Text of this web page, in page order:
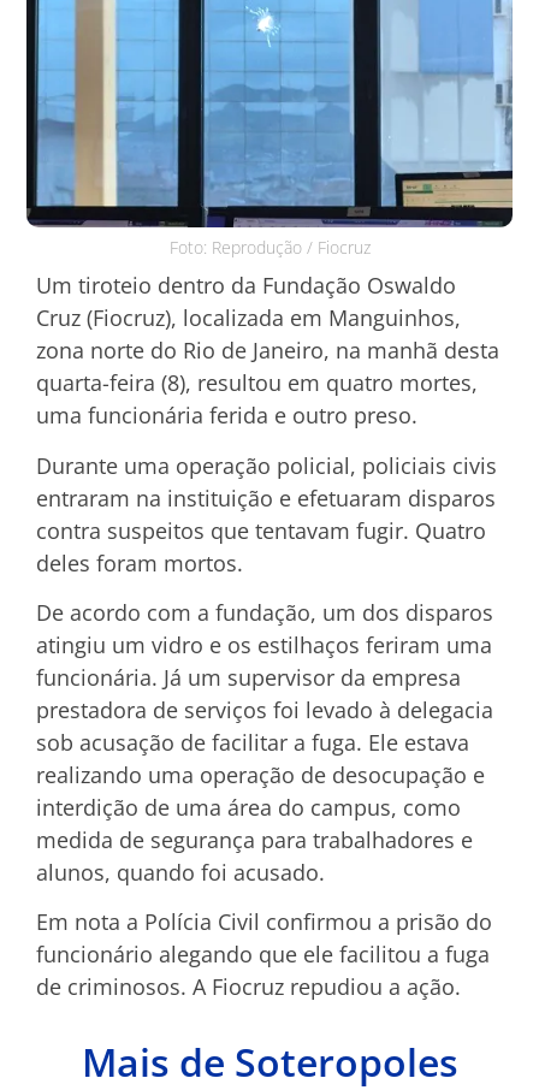
Foto: Reprodução / Fiocruz
Um tiroteio dentro da Fundação Oswaldo
Cruz (Fiocruz), localizada em Manguinhos,
zona norte do Rio de Janeiro, na manhã desta
quarta-feira (8), resultou em quatro mortes,
uma funcionária ferida e outro preso.
Durante uma operação policial, policiais civis
entraram na instituição e efetuaram disparos
contra suspeitos que tentavam fugir. Quatro
deles foram mortos.
De acordo com a fundação, um dos disparos
atingiu um vidro e os estilhaços feriram uma
funcionária. Já um supervisor da empresa
prestadora de serviços foi levado à delegacia
sob acusação de facilitar a fuga. Ele estava
realizando uma operação de desocupação e
interdição de uma área do campus, como
medida de segurança para trabalhadores e
alunos, quando foi acusado.
Em nota a Polícia Civil confirmou a prisão do
funcionário alegando que ele facilitou a fuga
de criminosos. A Fiocruz repudiou a ação.
Mais de Soteropoles